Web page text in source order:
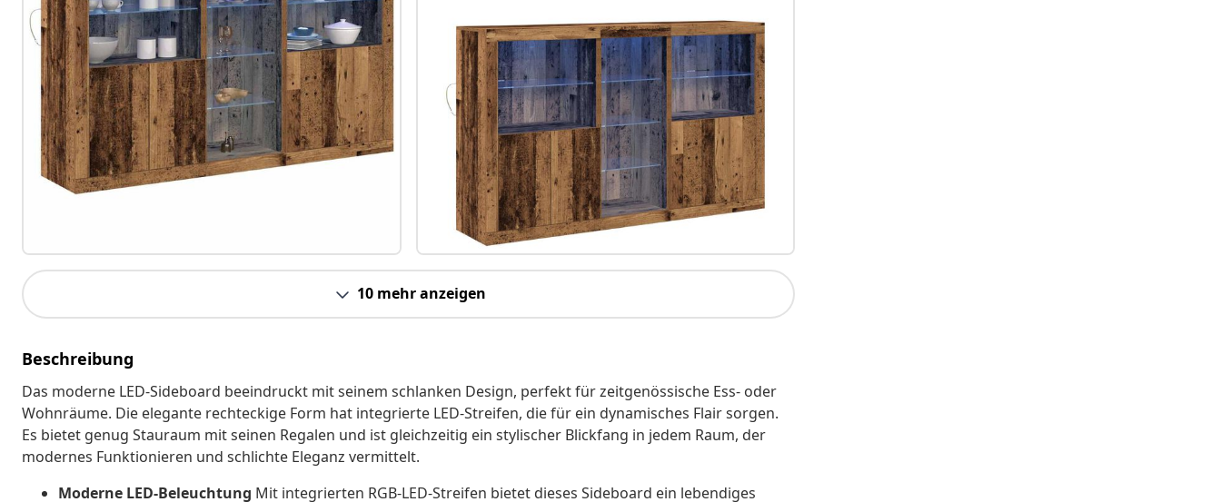
10 mehr anzeigen
Beschreibung
Das moderne LED-Sideboard beeindruckt mit seinem schlanken Design, perfekt für zeitgenössische Ess- oder
Wohnräume. Die elegante rechteckige Form hat integrierte LED-Streifen, die für ein dynamisches Flair sorgen.
Es bietet genug Stauraum mit seinen Regalen und ist gleichzeitig ein stylischer Blickfang in jedem Raum, der
modernes Funktionieren und schlichte Eleganz vermittelt.
Moderne LED-Beleuchtung Mit integrierten RGB-LED-Streifen bietet dieses Sideboard ein lebendiges